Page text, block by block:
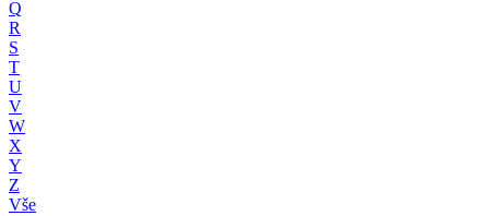
Q
R
S
T
U
V
W
X
Y
Z
Vše